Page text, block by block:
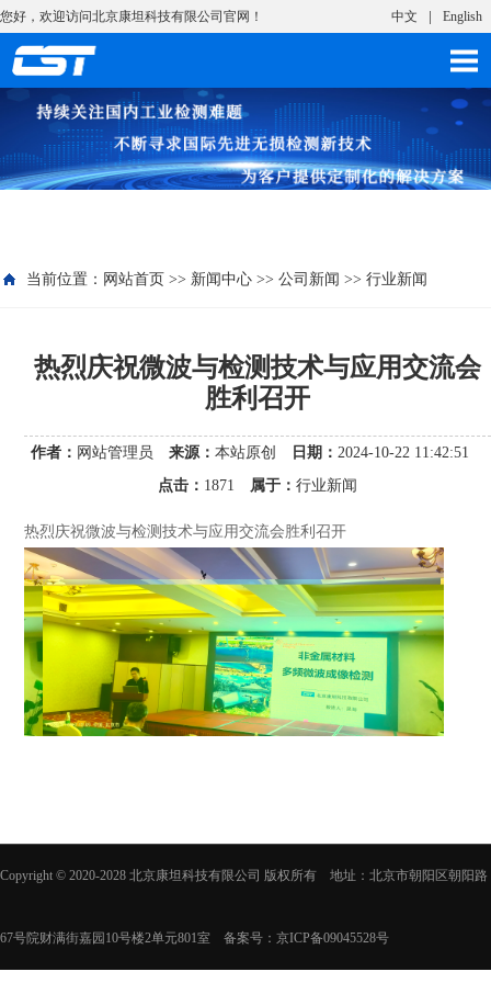
您好，欢迎访问北京康坦科技有限公司官网！ 中文 English
当前位置： 网站首页 >> 新闻中心 >> 公司新闻 >> 行业新闻
热烈庆祝微波与检测技术与应用交流会
胜利召开
作者： 网站管理员来源：本站原创 日期：2024-10-22 11:42:51
点击： 1871 属于：行业新闻
热烈庆祝微波与检测技术与应用交流会胜利召开
Copyright © 2020-2028 北京康坦科技有限公司 版权所有 地址：北京市朝阳区朝阳路
67号院财满街嘉园10号楼2单元801室 备案号： 京ICP备09045528号